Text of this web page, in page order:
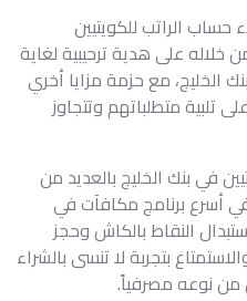
حساب الراتب للكويتيين
على هدية ترحيبية لغاية
بنك الخليج، مع حزمة مزايا أخري
تلبية متطلباتهم وتتجاوز
في بنك الخليج بالعديد من
في أسرع برنامج مكافآت في
النقاط بالكاش وحجز
بتجربة لا تنسى بالشراء
من نوعه مصرفياً.